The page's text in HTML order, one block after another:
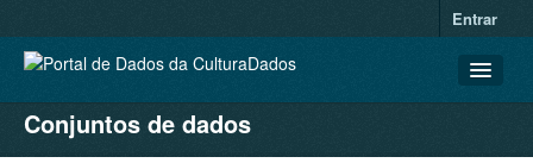
Entrar
CONJUNTOS DE DADOS
Conjuntos de dados